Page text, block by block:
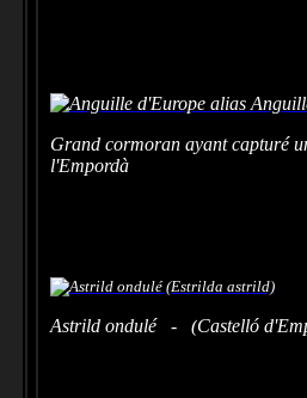
Grand cormoran ayant capturé
l'Empordà
Astrild ondulé - (Castelló